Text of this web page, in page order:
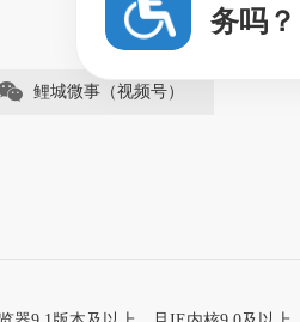
鲤城微事（视频号）
务吗？